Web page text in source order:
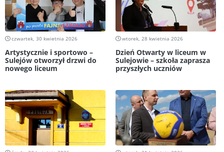
czwartek, 30 kwietnia 2026
Artystycznie i sportowo –
Sulejów otworzył drzwi do
nowego liceum
wtorek, 28 kwietnia 2026
Dzień Otwarty w liceum w
Sulejowie – szkoła zaprasza
przyszłych uczniów